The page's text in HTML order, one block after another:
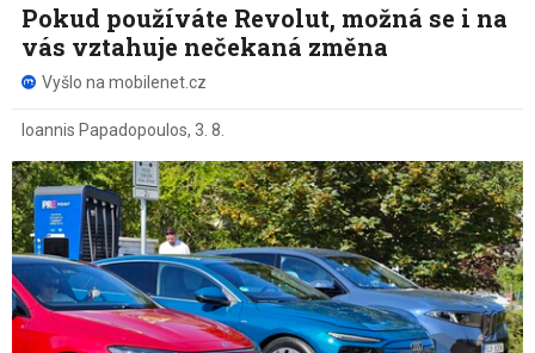
Pokud používáte Revolut, možná se i na
vás vztahuje nečekaná změna
Vyšlo na mobilenet.cz
Ioannis Papadopoulos, 3. 8.